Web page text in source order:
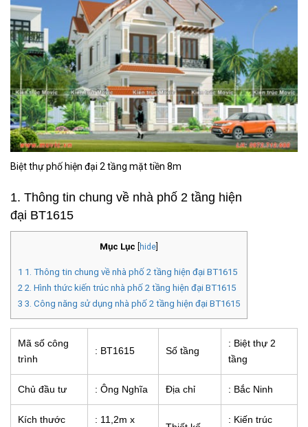
Biệt thự phố hiện đại 2 tầng mặt tiền 8m
1. Thông tin chung về nhà phố 2 tầng hiện
đại BT1615
Mục Lục hide
1 1. Thông tin chung về nhà phố 2 tầng hiện đại BT1615
2 2. Hình thức kiến trúc nhà phố 2 tầng hiện đại BT1615
3 3. Công năng sử dụng nhà phố 2 tầng hiện đại BT1615
Mã số công
trình
: BT1615 Số tầng
: Biệt thự 2
tầng
Chủ đầu tư : Ông Nghĩa Địa chỉ : Bắc Ninh
Kích thước
: 11,2m x
: Kiến trúc